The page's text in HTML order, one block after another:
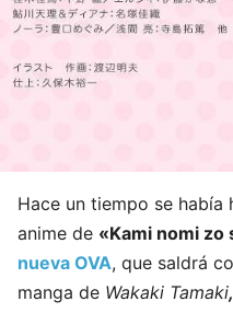
Hace un tiempo se había
anime de «Kami nomi zo
nueva OVA, que saldrá
manga de Wakaki Tamaki,